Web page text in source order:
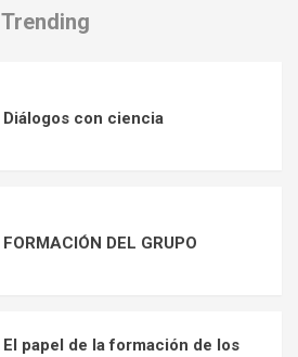
Trending
Diálogos con ciencia
FORMACIÓN DEL GRUPO
El papel de la formación de los